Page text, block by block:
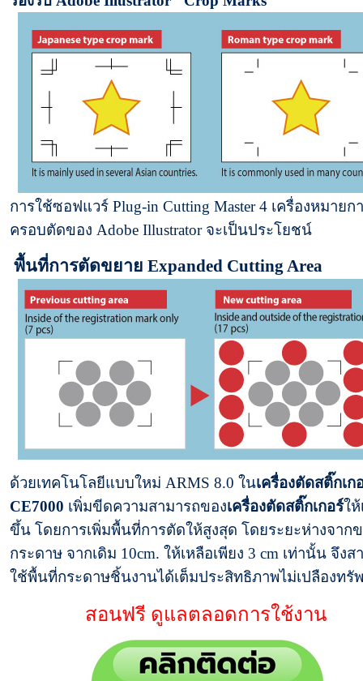
การใช้ซอฟแวร์ Plug-in Cutting Master 4 เครื่องหมายก
ครอบตัดของ Adobe Illustrator จะเป็นประโยชน์
พื้นที่การตัดขยาย Expanded Cutting Area
ด้วยเทคโนโลยีแบบใหม่ ARMS 8.0 ในเครื่องตัดสติ๊กเก
CE7000 เพิ่มขีดความสามารถของเครื่องตัดสติ๊กเกอร์ใ
ขึ้น โดยการเพิ่มพื้นที่การตัดให้สูงสุด โดยระยะห่างจาก
กระดาษ จากเดิม 10cm. ให้เหลือเพียง 3 cm เท่านั้น จึงส
ใช้พื้นที่กระดาษชิ้นงานได้เต็มประสิทธิภาพไม่เปลืองทรั
สอนฟรี ดูแลตลอดการใช้งาน